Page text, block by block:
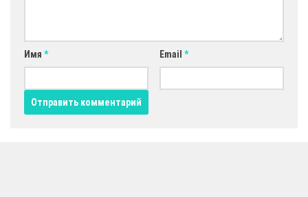
Имя * Email *